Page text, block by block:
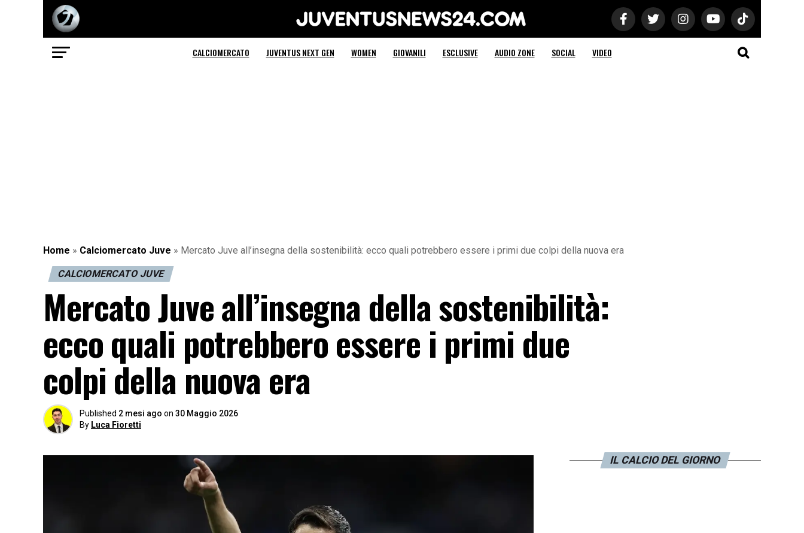
Juventus News 24
CALCIOMERCATO JUVENTUS NEXT GEN WOMEN GIOVANILI ESCLUSIVE AUDIO ZONE SOCIAL VIDEO
Home » Calciomercato Juve » Mercato Juve all’insegna della sostenibilità: ecco quali potrebbero essere i primi due colpi della nuova era
CALCIOMERCATO JUVE
Mercato Juve all’insegna della sostenibilità:
ecco quali potrebbero essere i primi due
colpi della nuova era
Published 2 mesi ago on 30 Maggio 2026
By Luca Fioretti
IL CALCIO DEL GIORNO